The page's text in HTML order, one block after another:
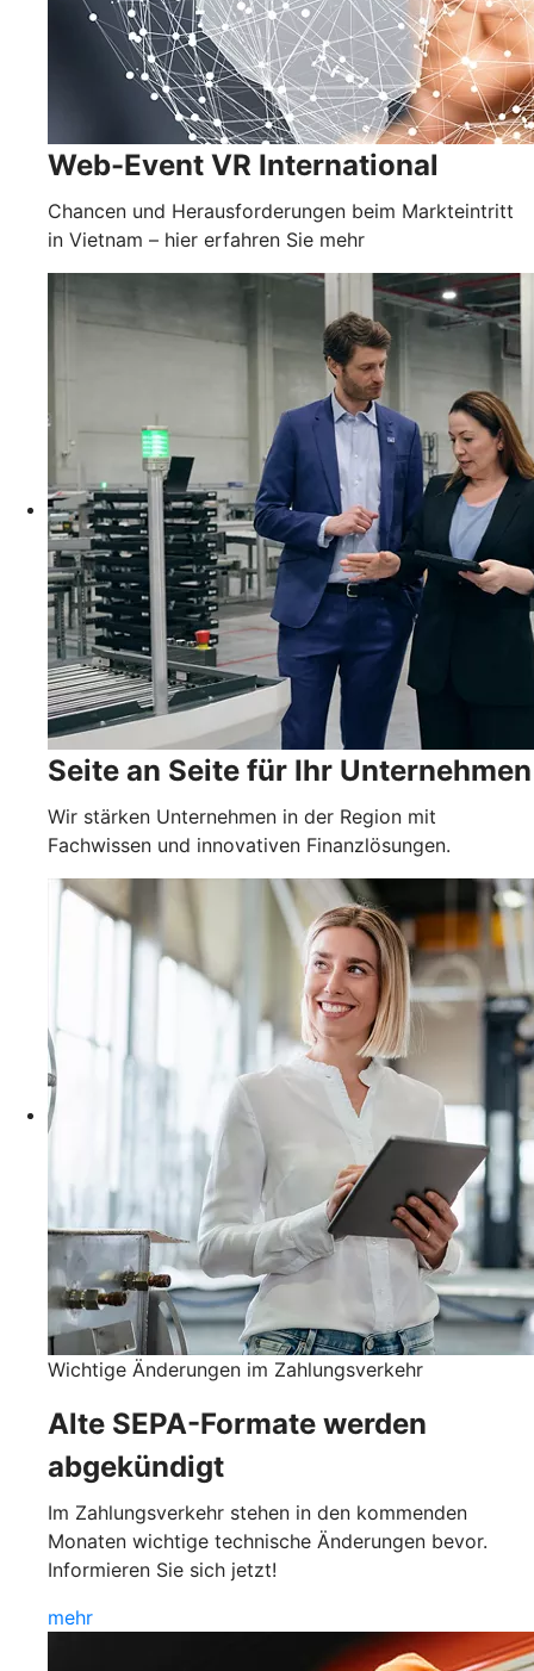
Web-Event VR International
Chancen und Herausforderungen beim Markteintritt
in Vietnam – hier erfahren Sie mehr
Seite an Seite für Ihr Unternehmen
Wir stärken Unternehmen in der Region mit
Fachwissen und innovativen Finanzlösungen.
Wichtige Änderungen im Zahlungsverkehr
Alte SEPA-Formate werden
abgekündigt
Im Zahlungsverkehr stehen in den kommenden
Monaten wichtige technische Änderungen bevor.
Informieren Sie sich jetzt!
mehr